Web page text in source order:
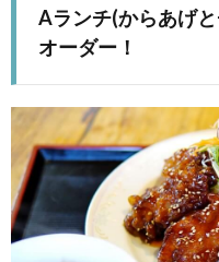
Aランチ(からあげ
オーダー！